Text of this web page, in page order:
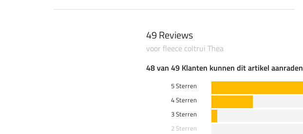
49 Reviews
voor fleece coltrui Thea
48 van 49 Klanten kunnen dit artikel aanraden
5 Sterren
4 Sterren
3 Sterren
2 Sterren